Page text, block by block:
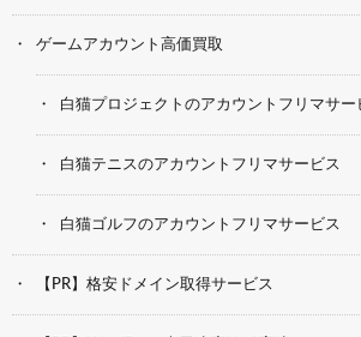
ゲームアカウント高価買取
白猫プロジェクトのアカウントフリマサー
白猫テニスのアカウントフリマサービス
白猫ゴルフのアカウントフリマサービス
【PR】格安ドメイン取得サービス